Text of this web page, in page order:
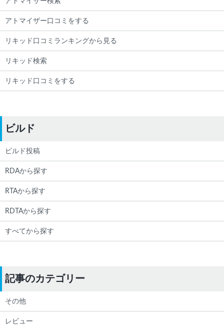
アトマイザー口コミをする
リキッド口コミランキングから見る
リキッド検索
リキッド口コミをする
ビルド
ビルド投稿
RDAから探す
RTAから探す
RDTAから探す
すべてから探す
記事のカテゴリー
その他
レビュー